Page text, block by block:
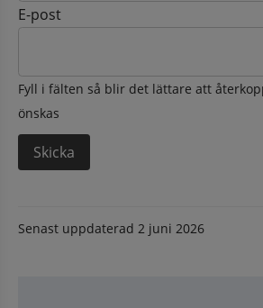
E-post
Fyll i fälten så blir det lättare att
önskas
Senast uppdaterad 2 juni 2026